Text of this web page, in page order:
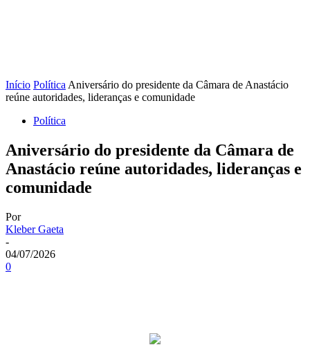
Início Política Aniversário do presidente da Câmara de Anastácio
reúne autoridades, lideranças e comunidade
Política
Aniversário do presidente da Câmara de
Anastácio reúne autoridades, lideranças e
comunidade
Por
Kleber Gaeta
-
04/07/2026
0